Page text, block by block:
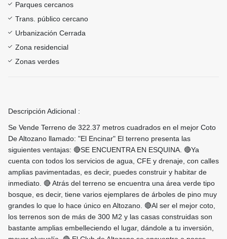
Parques cercanos
Trans. público cercano
Urbanización Cerrada
Zona residencial
Zonas verdes
Descripción Adicional :
Se Vende Terreno de 322.37 metros cuadrados en el mejor Coto
De Altozano llamado: "El Encinar" El terreno presenta las
siguientes ventajas: 🔴SE ENCUENTRA EN ESQUINA. 🔴Ya
cuenta con todos los servicios de agua, CFE y drenaje, con calles
amplias pavimentadas, es decir, puedes construir y habitar de
inmediato. 🔴 Atrás del terreno se encuentra una área verde tipo
bosque, es decir, tiene varios ejemplares de árboles de pino muy
grandes lo que lo hace único en Altozano. 🔴Al ser el mejor coto,
los terrenos son de más de 300 M2 y las casas construidas son
bastante amplias embelleciendo el lugar, dándole a tu inversión,